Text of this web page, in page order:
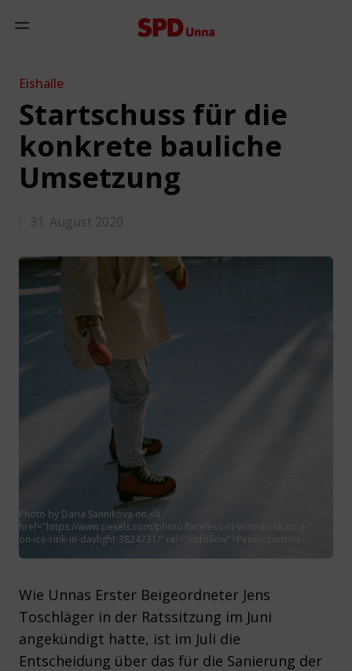
Mobiles Menü anzeigen
Eishalle
Startschuss für die
konkrete bauliche
Umsetzung
31. August 2020
Photo by Daria Sannikova on <a
href="https://www.pexels.com/photo/faceless-fit-woman-skating-
on-ice-rink-in-daylight-3824731/" rel="nofollow">Pexels.com</a>
Wie Unnas Erster Beigeordneter Jens
Toschläger in der Ratssitzung im Juni
angekündigt hatte, ist im Juli die
Entscheidung über das für die Sanierung der